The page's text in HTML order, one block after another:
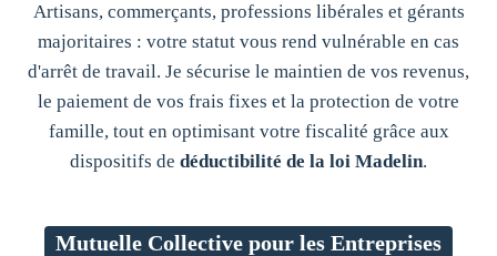
Artisans, commerçants, professions libérales et gérants
majoritaires : votre statut vous rend vulnérable en cas
d'arrêt de travail. Je sécurise le maintien de vos revenus,
le paiement de vos frais fixes et la protection de votre
famille, tout en optimisant votre fiscalité grâce aux
dispositifs de déductibilité de la loi Madelin.
Mutuelle Collective pour les Entreprises